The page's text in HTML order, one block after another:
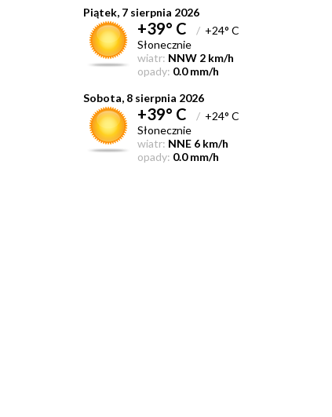
Piątek, 7 sierpnia 2026
+39° C / +24° C
Słonecznie
wiatr: NNW 2 km/h
opady: 0.0 mm/h
Sobota, 8 sierpnia 2026
+39° C / +24° C
Słonecznie
wiatr: NNE 6 km/h
opady: 0.0 mm/h